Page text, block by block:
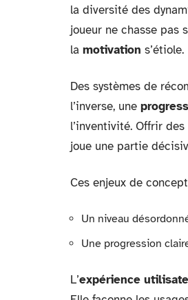
la diversité des
joueur ne chasse pas
la motivation s’étiole.
Des systèmes de
l’inverse, une
l’inventivité. Offrir
joue une partie
Ces enjeux de
Un niveau
Une progression
L’expérience